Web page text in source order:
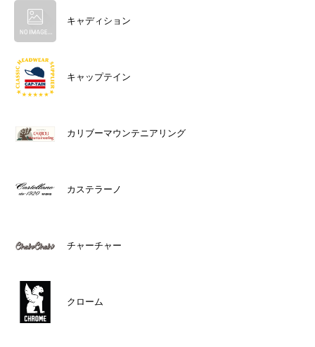
キャディション
キャップテイン
カリブーマウンテニアリング
カステラーノ
チャーチャー
クローム